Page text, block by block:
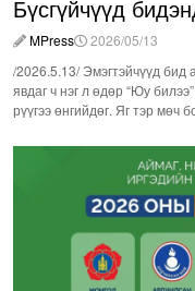
Бүсгүйчүүд
MPress
2026/05/13
/2026.5.13/ Эмэгтэйчүүд бид
явдаг ч нэг л өдөр “Юу
рүүгээ өнгийдөг. Яг тэр мөч